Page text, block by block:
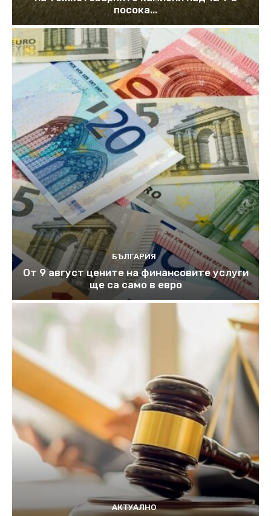
посока...
БЪЛГАРИЯ
От 9 август цените на финансовите услуги
ще са само в евро
АКТУАЛНО